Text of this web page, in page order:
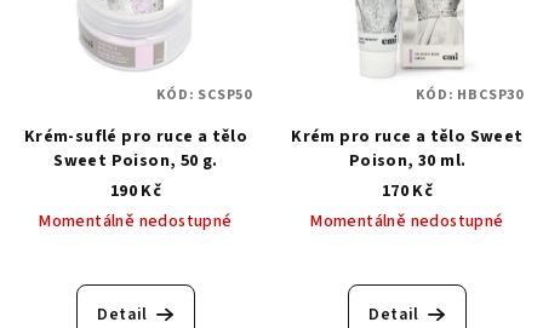
Krém-suflé pro ruce a tělo
Sweet Poison, 50 g.
190 Kč
Momentálně nedostupné
Detail
KÓD: SCSP50
Krém pro ruce a tělo Sweet
Poison, 30 ml.
170 Kč
Momentálně nedostupné
Detail
KÓD: HBCSP30